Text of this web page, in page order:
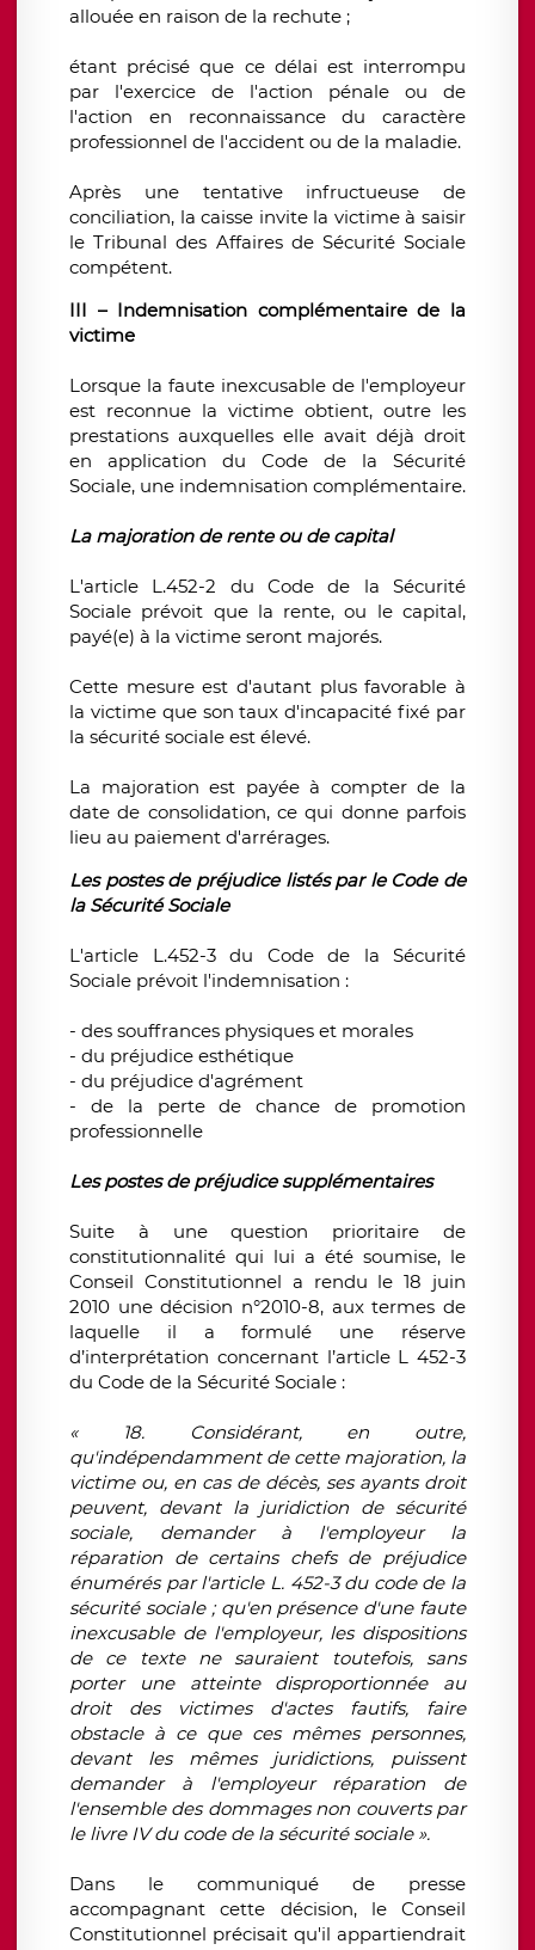
allouée en raison de la rechute ;
étant précisé que ce délai est interrompu
par l'exercice de l'action pénale ou de
l'action en reconnaissance du caractère
professionnel de l'accident ou de la maladie.
Après une tentative infructueuse de
conciliation, la caisse invite la victime à saisir
le Tribunal des Affaires de Sécurité Sociale
compétent.
III – Indemnisation complémentaire de la
victime
Lorsque la faute inexcusable de l'employeur
est reconnue la victime obtient, outre les
prestations auxquelles elle avait déjà droit
en application du Code de la Sécurité
Sociale, une indemnisation complémentaire.
La majoration de rente ou de capital
L'article L.452-2 du Code de la Sécurité
Sociale prévoit que la rente, ou le capital,
payé(e) à la victime seront majorés.
Cette mesure est d'autant plus favorable à
la victime que son taux d'incapacité fixé par
la sécurité sociale est élevé.
La majoration est payée à compter de la
date de consolidation, ce qui donne parfois
lieu au paiement d'arrérages.
Les postes de préjudice listés par le Code de
la Sécurité Sociale
L'article L.452-3 du Code de la Sécurité
Sociale prévoit l'indemnisation :
- des souffrances physiques et morales
- du préjudice esthétique
- du préjudice d'agrément
- de la perte de chance de promotion
professionnelle
Les postes de préjudice supplémentaires
Suite à une question prioritaire de
constitutionnalité qui lui a été soumise, le
Conseil Constitutionnel a rendu le 18 juin
2010 une décision n°2010-8, aux termes de
laquelle il a formulé une réserve
d’interprétation concernant l’article L 452-3
du Code de la Sécurité Sociale :
« 18. Considérant, en outre,
qu'indépendamment de cette majoration, la
victime ou, en cas de décès, ses ayants droit
peuvent, devant la juridiction de sécurité
sociale, demander à l'employeur la
réparation de certains chefs de préjudice
énumérés par l'article L. 452-3 du code de la
sécurité sociale ; qu'en présence d'une faute
inexcusable de l'employeur, les dispositions
de ce texte ne sauraient toutefois, sans
porter une atteinte disproportionnée au
droit des victimes d'actes fautifs, faire
obstacle à ce que ces mêmes personnes,
devant les mêmes juridictions, puissent
demander à l'employeur réparation de
l'ensemble des dommages non couverts par
le livre IV du code de la sécurité sociale ».
Dans le communiqué de presse
accompagnant cette décision, le Conseil
Constitutionnel précisait qu'il appartiendrait